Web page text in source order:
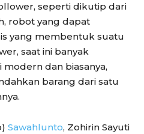
seperti dikutip dari
robot yang dapat
yang membentuk suatu
saat ini banyak
dan biasanya,
barang dari satu
Sawahlunto, Zohirin Sayuti